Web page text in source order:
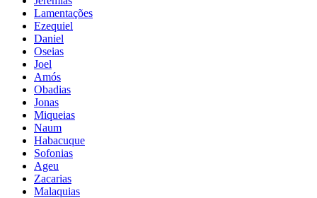
Lamentações
Ezequiel
Daniel
Oseias
Joel
Amós
Obadias
Jonas
Miqueias
Naum
Habacuque
Sofonias
Ageu
Zacarias
Malaquias